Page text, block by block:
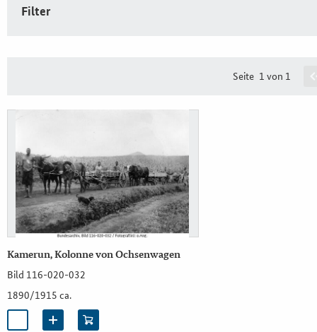
Filter
Seite 1 von 1
Kamerun, Kolonne von Ochsenwagen
Bild 116-020-032
1890/1915 ca.